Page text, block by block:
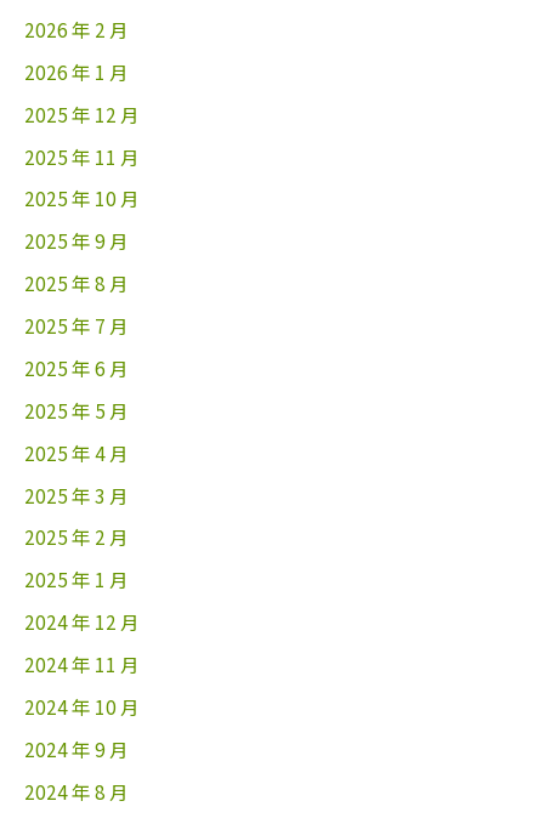
2026 年 2 月
2026 年 1 月
2025 年 12 月
2025 年 11 月
2025 年 10 月
2025 年 9 月
2025 年 8 月
2025 年 7 月
2025 年 6 月
2025 年 5 月
2025 年 4 月
2025 年 3 月
2025 年 2 月
2025 年 1 月
2024 年 12 月
2024 年 11 月
2024 年 10 月
2024 年 9 月
2024 年 8 月